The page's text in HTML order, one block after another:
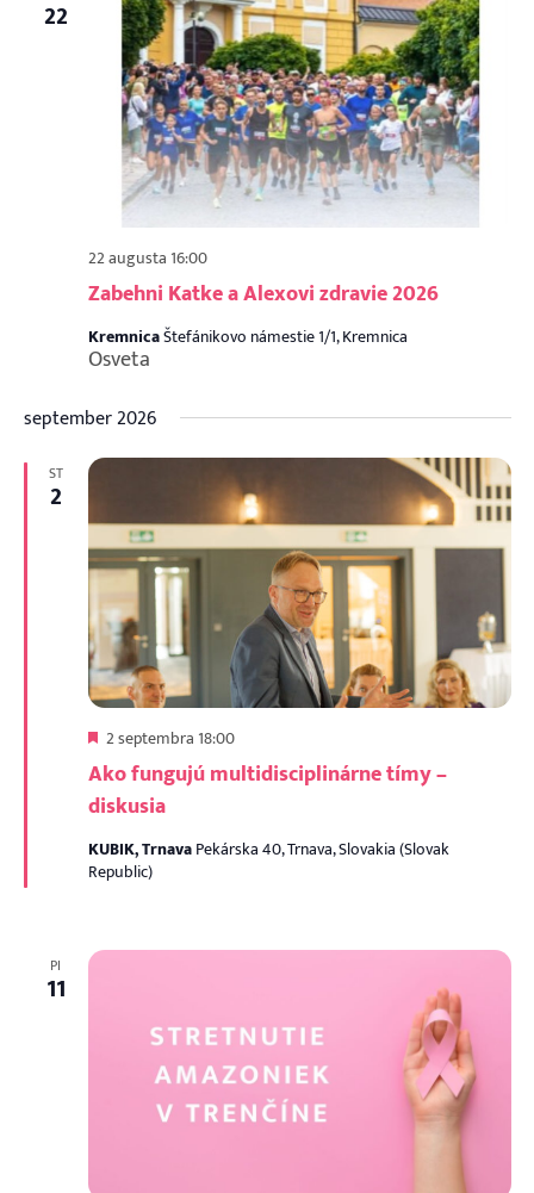
22
Zabehni Katke a Alexovi zdravie 2026
22 augusta 16:00
KremnicaŠtefánikovo námestie 1/1, Kremnica
Osveta
september 2026
ST
2
Ako fungujú multidisciplinárne tímy –
diskusia
Odporúčaný
2 septembra 18:00
KUBIK, TrnavaPekárska 40, Trnava, Slovakia (Slovak
Republic)
PI
11